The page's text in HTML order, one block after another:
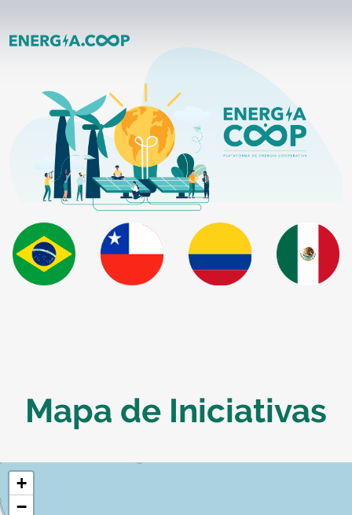
Mapa de Iniciativas